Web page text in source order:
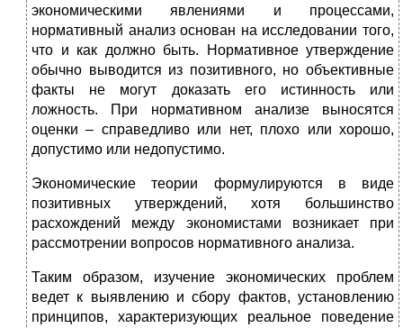
экономическими явлениями и процессами,
нормативный анализ основан на исследовании того,
что и как должно быть. Нормативное утверждение
обычно выводится из позитивного, но объективные
факты не могут доказать его истинность или
ложность. При нормативном анализе выносятся
оценки – справедливо или нет, плохо или хорошо,
допустимо или недопустимо.
Экономические теории формулируются в виде
позитивных утверждений, хотя большинство
расхождений между экономистами возникает при
рассмотрении вопросов нормативного анализа.
Таким образом, изучение экономических проблем
ведет к выявлению и сбору фактов, установлению
принципов, характеризующих реальное поведение